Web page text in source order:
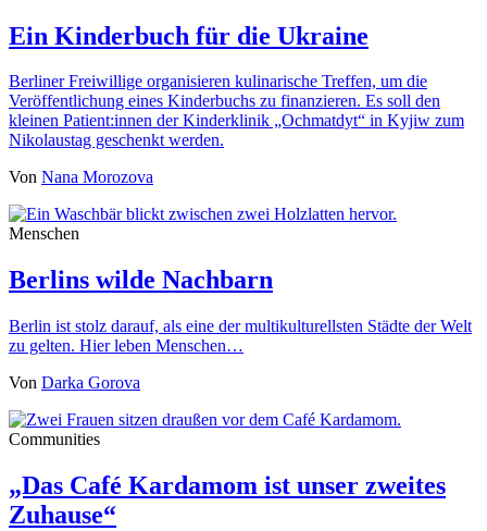
Ein Kinderbuch für die Ukraine
Berliner Freiwillige organisieren kulinarische Treffen, um die
Veröffentlichung eines Kinderbuchs zu finanzieren. Es soll den
kleinen Patient:innen der Kinderklinik „Ochmatdyt“ in Kyjiw zum
Nikolaustag geschenkt werden.
Von Nana Morozova
Menschen
Berlins wilde Nachbarn
Berlin ist stolz darauf, als eine der multikulturellsten Städte der Welt
zu gelten. Hier leben Menschen…
Von Darka Gorova
Communities
„Das Café Kardamom ist unser zweites
Zuhause“